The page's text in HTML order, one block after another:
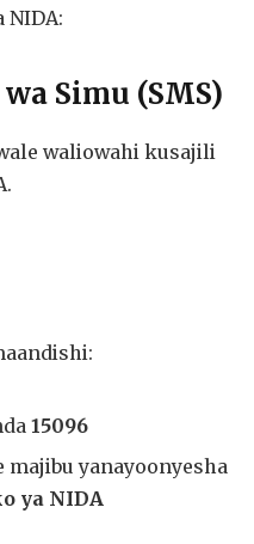
NIDA:
Simu (SMS)
waliowahi kusajili
15096
majibu yanayoonyesha
ya NIDA